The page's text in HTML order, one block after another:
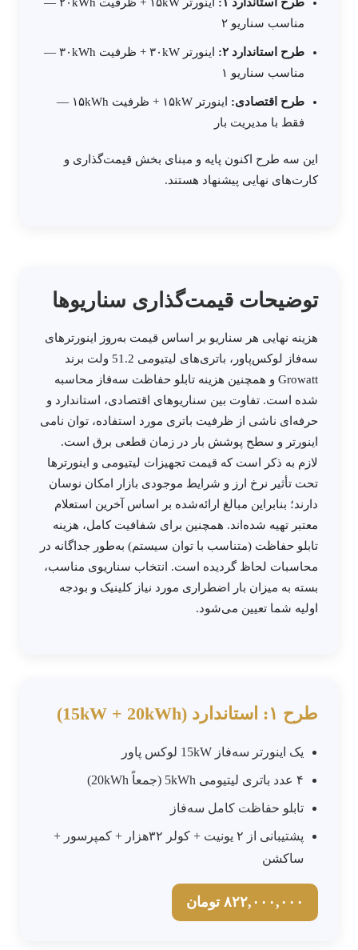
مناسب سناریو ۲
طرح استاندارد ۲:
اینورتر ۳۰kW + ظرفیت ۳۰kWh —
مناسب سناریو ۱
طرح اقتصادی:
اینورتر ۱۵kW + ظرفیت ۱۵kWh —
فقط با مدیریت بار
این سه طرح اکنون پایه و مبنای بخش قیمت‌گذاری و
کارت‌های نهایی پیشنهاد هستند.
توضیحات قیمت‌گذاری سناریوها
هزینه نهایی هر سناریو بر اساس قیمت به‌روز اینورترهای
سه‌فاز لوکس‌پاور، باتری‌های لیتیومی 51.2 ولت برند
Growatt و همچنین هزینه تابلو حفاظت سه‌فاز محاسبه
شده است. تفاوت بین سناریوهای اقتصادی، استاندارد و
حرفه‌ای ناشی از ظرفیت باتری مورد استفاده، توان نامی
اینورتر و سطح پوشش بار در زمان قطعی برق است.
لازم به ذکر است که قیمت تجهیزات لیتیومی و اینورترها
تحت تأثیر نرخ ارز و شرایط موجودی بازار امکان نوسان
دارند؛ بنابراین مبالغ ارائه‌شده بر اساس آخرین استعلام
معتبر تهیه شده‌اند. همچنین برای شفافیت کامل، هزینه
تابلو حفاظت (متناسب با توان سیستم) به‌طور جداگانه در
محاسبات لحاظ گردیده است. انتخاب سناریوی مناسب،
بسته به میزان بار اضطراری مورد نیاز کلینیک و بودجه
اولیه شما تعیین می‌شود.
طرح ۱: استاندارد (15kW + 20kWh)
یک اینورتر سه‌فاز 15kW لوکس پاور
۴ عدد باتری لیتیومی 5kWh (جمعاً 20kWh)
تابلو حفاظت کامل سه‌فاز
پشتیبانی از ۲ یونیت + کولر ۳۲هزار + کمپرسور +
ساکشن
۸۲۲,۰۰۰,۰۰۰ تومان